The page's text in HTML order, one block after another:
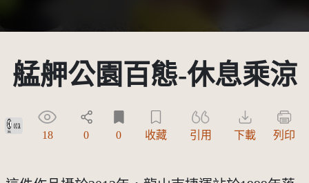
艋舺公園百態-休息乘涼
政府資料開放授權條款-第1版(OGDL 1.0)
18 0 0 收藏 引用 下載 列印